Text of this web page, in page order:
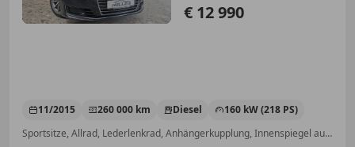
€ 12 990
11/2015 260 000 km Diesel
160 kW (218 PS)
Sportsitze, Allrad, Lederlenkrad, Anhängerkupplung, Innenspiegel automatisch abblendend, Einparkhilfe Sensoren vorne, Navigationssystem, Servolenkung